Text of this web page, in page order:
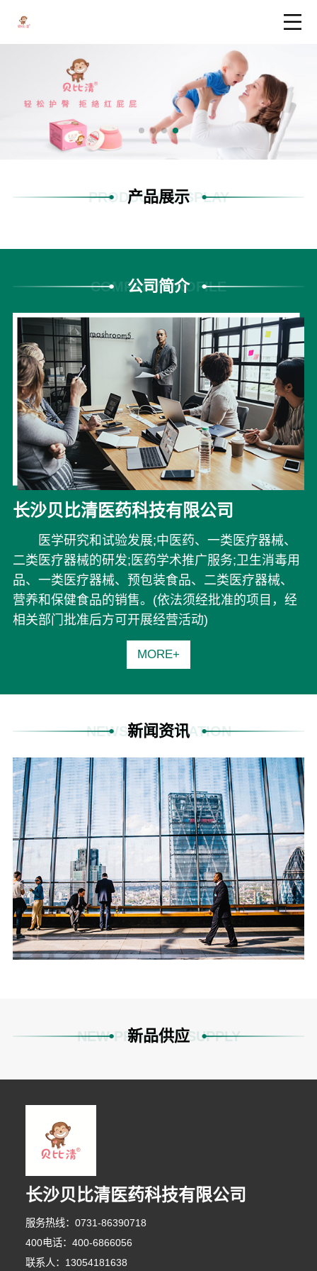
产品展示
PRODUCTS DISPLAY
公司简介
COMPANY PROFILE
长沙贝比清医药科技有限公司
医学研究和试验发展;中医药、一类医疗器械、
二类医疗器械的研发;医药学术推广服务;卫生消毒用
品、一类医疗器械、预包装食品、二类医疗器械、
营养和保健食品的销售。(依法须经批准的项目，经
相关部门批准后方可开展经营活动)
MORE+
新闻资讯
NEWS INFORMATION
新品供应
NEW PRODUCT SUPPLY
长沙贝比清医药科技有限公司
服务热线：0731-86390718
400电话：400-6866056
联系人：13054181638
5分钟前 刘女士 正在咨询